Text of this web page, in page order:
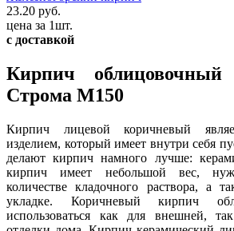
23.20 руб.
цена за 1шт.
с доставкой
Кирпич облицовочный
Строма М150
Кирпич лицевой коричневый
изделием, который имеет внутри себя
делают кирпич намного лучше:
кирпич имеет небольшой вес,
количестве кладочного раствора, а
укладке. Коричневый кирпич
использоваться как для внешней,